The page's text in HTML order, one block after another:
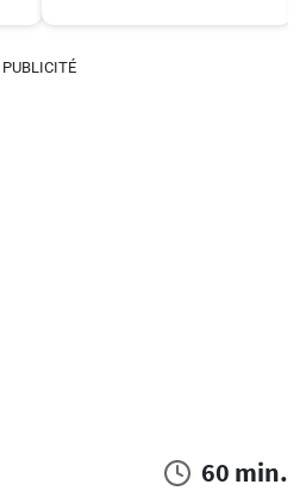
PUBLICITÉ
60 min.